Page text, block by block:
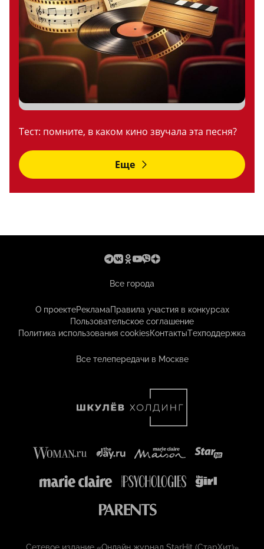
Тест: помните, в каком кино звучала эта песня?
Еще
Все города
О проектеРекламаПравила участия в конкурсах
Пользовательское соглашение
Политика использования cookiesКонтактыТехподдержка
Все телепередачи в Москве